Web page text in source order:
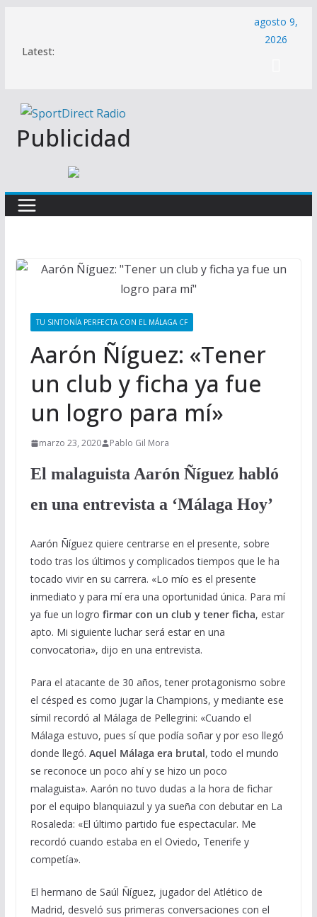
contenido
Latest:
agosto 9,
2026
Publicidad
TU SINTONÍA PERFECTA CON EL MÁLAGA CF
Aarón Ñíguez: «Tener
un club y ficha ya fue
un logro para mí»
marzo 23, 2020 Pablo Gil Mora
El malaguista Aarón Ñíguez habló
en una entrevista a ‘Málaga Hoy’
Aarón Ñíguez quiere centrarse en el presente, sobre
todo tras los últimos y complicados tiempos que le ha
tocado vivir en su carrera. «Lo mío es el presente
inmediato y para mí era una oportunidad única. Para mí
ya fue un logro firmar con un club y tener ficha, estar
apto. Mi siguiente luchar será estar en una
convocatoria», dijo en una entrevista.
Para el atacante de 30 años, tener protagonismo sobre
el césped es como jugar la Champions, y mediante ese
símil recordó al Málaga de Pellegrini: «Cuando el
Málaga estuvo, pues sí que podía soñar y por eso llegó
donde llegó. Aquel Málaga era brutal, todo el mundo
se reconoce un poco ahí y se hizo un poco
malaguista». Aarón no tuvo dudas a la hora de fichar
por el equipo blanquiazul y ya sueña con debutar en La
Rosaleda: «El último partido fue espectacular. Me
recordó cuando estaba en el Oviedo, Tenerife y
competía».
El hermano de Saúl Ñíguez, jugador del Atlético de
Madrid, desveló sus primeras conversaciones con el